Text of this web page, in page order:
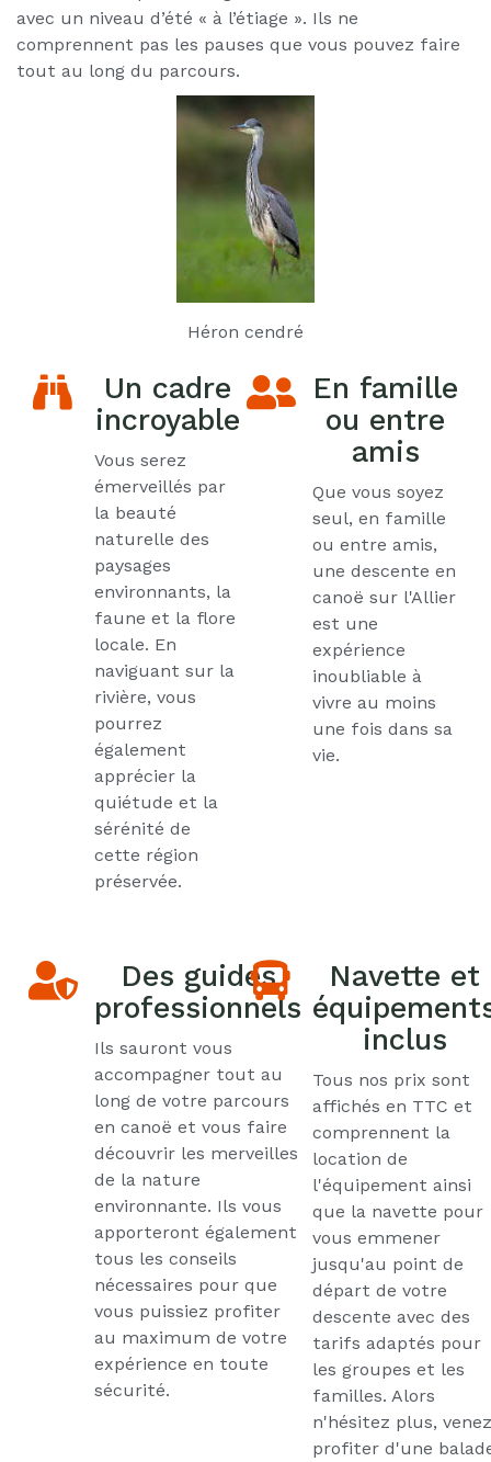
avec un niveau d’été « à l’étiage ». Ils ne
comprennent pas les pauses que vous pouvez faire
tout au long du parcours.
Héron cendré
Un cadre
incroyable
Vous serez
émerveillés par
la beauté
naturelle des
paysages
environnants, la
faune et la flore
locale. En
naviguant sur la
rivière, vous
pourrez
également
apprécier la
quiétude et la
sérénité de
cette région
préservée.
En famille
ou entre
amis
Que vous soyez
seul, en famille
ou entre amis,
une descente en
canoë sur l'Allier
est une
expérience
inoubliable à
vivre au moins
une fois dans sa
vie.
Des guides
professionnels
Ils sauront vous
accompagner tout au
long de votre parcours
en canoë et vous faire
découvrir les merveilles
de la nature
environnante. Ils vous
apporteront également
tous les conseils
nécessaires pour que
vous puissiez profiter
au maximum de votre
expérience en toute
sécurité.
Navette et
inclus
Tous nos prix sont
affichés en TTC et
comprennent la
location de
l'équipement ainsi
que la navette pour
vous emmener
jusqu'au point de
départ de votre
descente avec des
tarifs adaptés pour
les groupes et les
familles. Alors
n'hésitez plus, venez
profiter d'une